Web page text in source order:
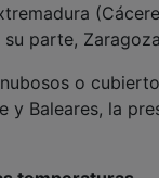
parte,
o
y Baleares, la